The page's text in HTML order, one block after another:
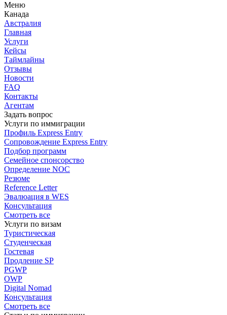
Меню
Канада
Австралия
Главная
Услуги
Кейсы
Таймлайны
Отзывы
Новости
FAQ
Контакты
Агентам
Задать вопрос
Услуги по иммиграции
Профиль Express Entry
Сопровождение Express Entry
Подбор программ
Семейное спонсорство
Определение NOC
Резюме
Reference Letter
Эвалюация в WES
Консультация
Смотреть все
Услуги по визам
Туристическая
Студенческая
Гостевая
Продление SP
PGWP
OWP
Digital Nomad
Консультация
Смотреть все